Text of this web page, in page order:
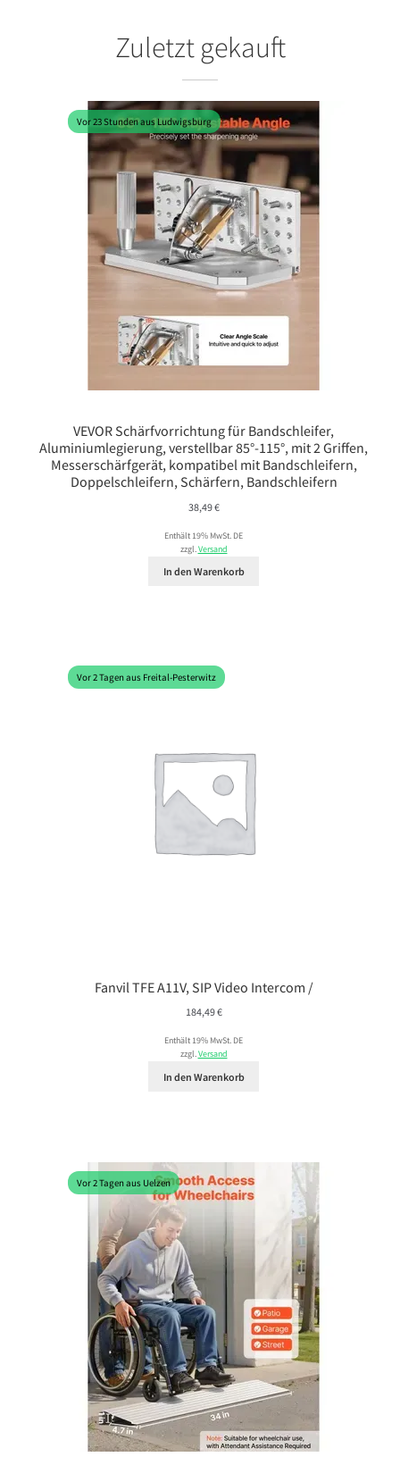
Zuletzt gekauft
Vor 23 Stunden aus Ludwigsburg
VEVOR Schärfvorrichtung für Bandschleifer,
Aluminiumlegierung, verstellbar 85°-115°, mit 2 Griffen,
Messerschärfgerät, kompatibel mit Bandschleifern,
Doppelschleifern, Schärfern, Bandschleifern
38,49€
Enthält 19% MwSt. DE
zzgl.Versand
In den Warenkorb
Vor 2 Tagen aus Freital-Pesterwitz
Fanvil TFE A11V, SIP Video Intercom /
184,49€
Enthält 19% MwSt. DE
zzgl.Versand
In den Warenkorb
Vor 2 Tagen aus Uelzen